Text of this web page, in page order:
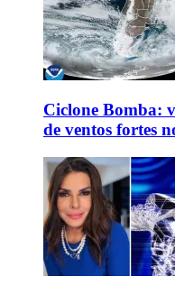
Ciclone Bomba:
de ventos fortes